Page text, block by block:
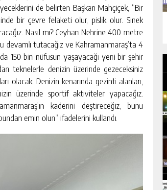
de belirten Başkan Mahçiçek, “Bir
bir çevre felaketi olur, pislik olur. Sinek
Nasıl mı? Ceyhan Nehrine 400 metre
devamlı tutacağız ve Kahramanmaraş’ta 4
150 bin nüfusun yaşayacağı yeni bir şehir
teknelerle denizin üzerinde gezeceksiniz
olacak. Denizin kenarında gezinti alanları,
üzerinde sportif aktiviteler yapacağız.
kaderini deştireceğiz, bunu
emin olun” ifadelerini kullandı.